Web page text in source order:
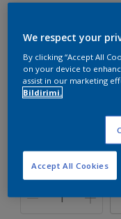
H3.04.87
Miktar
We respect your
By clicking “Accept All
on your device to
assist in our marketing
Bildirimi.
Accept All Cookies